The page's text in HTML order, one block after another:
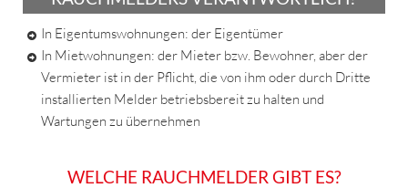
In Eigentumswohnungen: der Eigentümer
In Mietwohnungen: der Mieter bzw. Bewohner, aber der
Vermieter ist in der Pflicht, die von ihm oder durch Dritte
installierten Melder betriebsbereit zu halten und
Wartungen zu übernehmen
WELCHE RAUCHMELDER GIBT ES?